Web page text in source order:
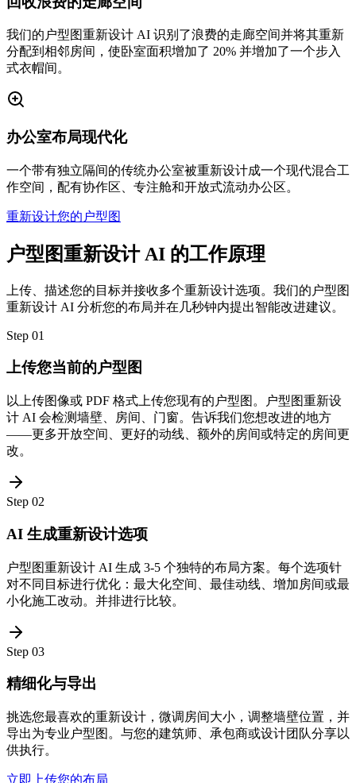
我们的户型图重新设计 AI 识别了浪费的走廊空间并将其重新
分配到相邻房间，使卧室面积增加了 20% 并增加了一个步入
式衣帽间。
办公室布局现代化
一个带有独立隔间的传统办公室被重新设计成一个现代混合工
作空间，配有协作区、专注舱和开放式流动办公区。
重新设计您的户型图
户型图重新设计 AI 的工作原理
上传、描述您的目标并接收多个重新设计选项。我们的户型图
重新设计 AI 分析您的布局并在几秒钟内提出智能改进建议。
Step 01
上传您当前的户型图
以上传图像或 PDF 格式上传您现有的户型图。户型图重新设
计 AI 会检测墙壁、房间、门窗。告诉我们您想改进的地方
——更多开放空间、更好的动线、额外的房间或特定的房间更
改。
Step 02
AI 生成重新设计选项
户型图重新设计 AI 生成 3-5 个独特的布局方案。每个选项针
对不同目标进行优化：最大化空间、最佳动线、增加房间或最
小化施工改动。并排进行比较。
Step 03
精细化与导出
挑选您最喜欢的重新设计，微调房间大小，调整墙壁位置，并
导出为专业户型图。与您的建筑师、承包商或设计团队分享以
供执行。
立即上传您的布局